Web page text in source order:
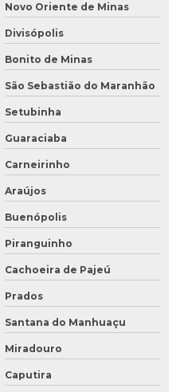
Novo Oriente de Minas
Divisópolis
Bonito de Minas
São Sebastião do Maranhão
Setubinha
Guaraciaba
Carneirinho
Araújos
Buenópolis
Piranguinho
Cachoeira de Pajeú
Prados
Santana do Manhuaçu
Miradouro
Caputira